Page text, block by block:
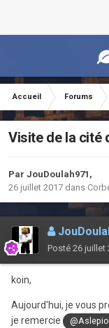
Accueil Forums
Visite de la cité
Par JouDoulah971 ,
26 juillet 2017 dans
Posté 26 juillet
koin,
Aujourd'hui, je vous
je remercie